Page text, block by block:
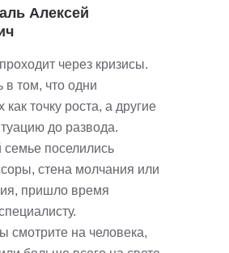
Алексей
через кризисы.
в том, что одни
как точку роста, а другие
до развода.
поселились
стена молчания или
пришло время
смотрите на человека,